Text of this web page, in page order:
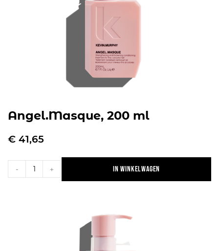
Angel.Masque, 200 ml
€ 41,65
- + In winkelwagen